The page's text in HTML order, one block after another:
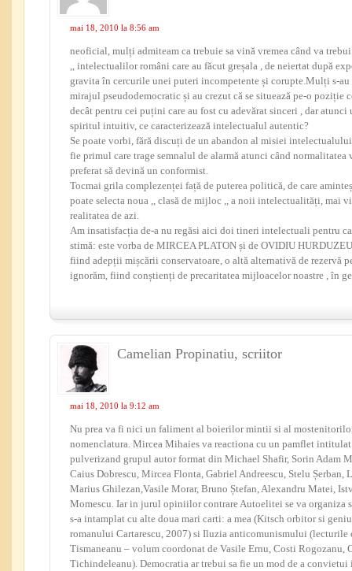
mai 18, 2010 la 8:56 am
neoficial, mulți admiteam ca trebuie sa vină vremea când va
,, intelectualilor români care au făcut greșala , de neiertat după
gravita în cercurile unei puteri incompetente și corupte.Mulți s-au
mirajul pseudodemocratic și au crezut că se situează pe-o poziție
decât pentru cei puțini care au fost cu adevărat sinceri , dar atunci
spiritul intuitiv, ce caracterizează intelectualul autentic?
Se poate vorbi, fără discuți de un abandon al misiei
fie primul care trage semnalul de alarmă atunci când normalitatea
preferat să devină un conformist.
Tocmai grila complezenței față de puterea politică, de care
poate selecta noua ,, clasă de mijloc ,, a noii intelectualități, mai
realitatea de azi.
Am insatisfacția de-a nu regăsi aici doi tineri intelectuali pentru
stimă: este vorba de MIRCEA PLATON și de OVIDIU
fiind adepții mișcării conservatoare, o altă alternativă de rezervă
ignorăm, fiind conștienți de precaritatea mijloacelor noastre , în
Camelian Propinatiu, scriitor
mai 18, 2010 la 9:12 am
Nu prea va fi nici un faliment al boierilor mintii si al
nomenclatura. Mircea Mihaies va reactiona cu un pamflet
pulverizand grupul autor format din Michael Shafir, Sorin Adam
Caius Dobrescu, Mircea Flonta, Gabriel Andreescu, Stelu Șerban,
Marius Ghilezan,Vasile Morar, Bruno Ștefan, Alexandru Matei,
Momescu. Iar in jurul opiniilor contrare Autoelitei se va organiza
s-a intamplat cu alte doua mari carti: a mea (Kitsch orbitor si
romanului Cartarescu, 2007) si Iluzia anticomunismului
Tismaneanu – volum coordonat de Vasile Ernu, Costi Rogozanu,
Tichindeleanu). Democratia ar trebui sa fie un mod de a convietui